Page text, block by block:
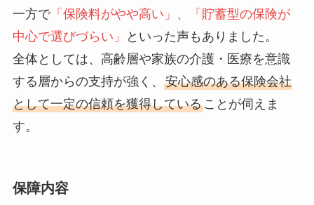
一方で「保険料がやや高い」、「貯蓄型の保険が
中心で選びづらい」
といった声もありました。
全体としては、高齢層や家族の介護・医療を意識
する層からの支持が強く、 安心感のある保険会社
として一定の信頼を獲得していることが伺えま
す。
保障内容